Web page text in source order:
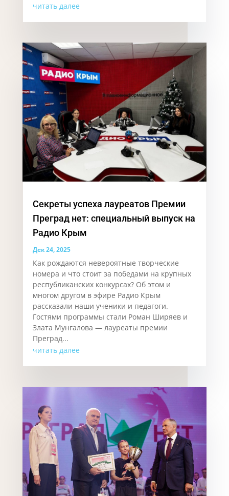
читать далее
Секреты успеха лауреатов Премии
Преград нет: специальный выпуск на
Радио Крым
Дек 24, 2025
Как рождаются невероятные творческие
номера и что стоит за победами на крупных
республиканских конкурсах? Об этом и
многом другом в эфире Радио Крым
рассказали наши ученики и педагоги.
Гостями программы стали Роман Ширяев и
Злата Мунгалова — лауреаты премии
Преград...
читать далее